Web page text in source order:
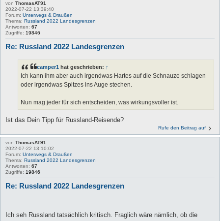
von ThomasAT91
2022-07-22 13:39:40
Forum: Unterwegs & Draußen
Thema: Russland 2022 Landesgrenzen
Antworten: 67
Zugriffe: 19846
Re: Russland 2022 Landesgrenzen
camper1 hat geschrieben: ↑
Ich kann ihm aber auch irgendwas Hartes auf die Schnauze schlagen
oder irgendwas Spitzes ins Auge stechen.
Nun mag jeder für sich entscheiden, was wirkungsvoller ist.
Ist das Dein Tipp für Russland-Reisende?
Rufe den Beitrag auf
von ThomasAT91
2022-07-22 13:10:02
Forum: Unterwegs & Draußen
Thema: Russland 2022 Landesgrenzen
Antworten: 67
Zugriffe: 19846
Re: Russland 2022 Landesgrenzen
Ich seh Russland tatsächlich kritisch. Fraglich wäre nämlich, ob die